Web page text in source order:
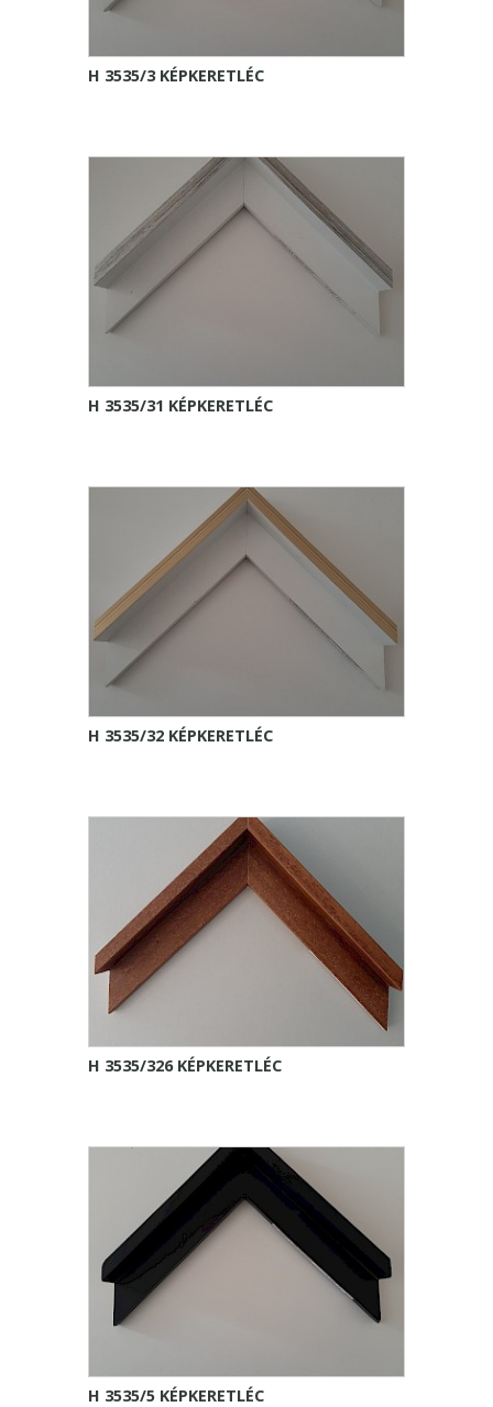
H 3535/3 KÉPKERETLÉC
H 3535/31 KÉPKERETLÉC
H 3535/32 KÉPKERETLÉC
H 3535/326 KÉPKERETLÉC
H 3535/5 KÉPKERETLÉC